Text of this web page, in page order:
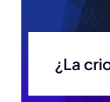
¿La